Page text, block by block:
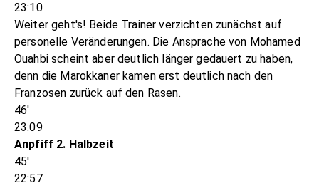
23:10
Weiter geht's! Beide Trainer verzichten zunächst auf
personelle Veränderungen. Die Ansprache von Mohamed
Ouahbi scheint aber deutlich länger gedauert zu haben,
denn die Marokkaner kamen erst deutlich nach den
Franzosen zurück auf den Rasen.
46'
23:09
Anpfiff 2. Halbzeit
45'
22:57